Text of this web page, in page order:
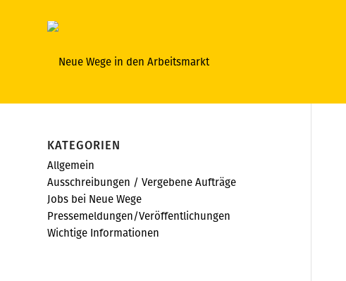
KATEGORIEN
Allgemein
Ausschreibungen / Vergebene Aufträge
Jobs bei Neue Wege
Pressemeldungen/Veröffentlichungen
Wichtige Informationen